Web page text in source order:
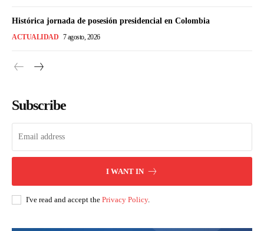
Histórica jornada de posesión presidencial en Colombia
ACTUALIDAD 7 agosto, 2026
Subscribe
I WANT IN
I've read and accept the Privacy Policy.